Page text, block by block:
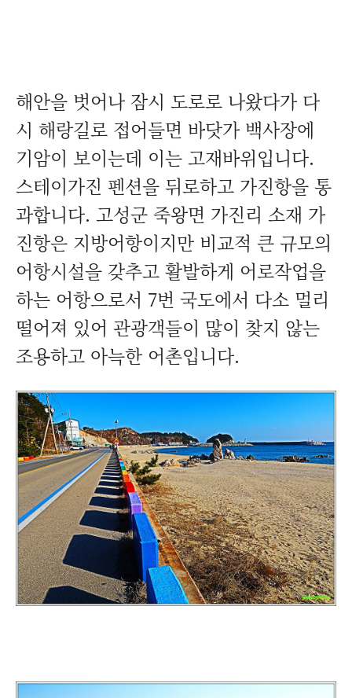
해안을 벗어나 잠시 도로로 나왔다가 다
시 해랑길로 접어들면 바닷가 백사장에
기암이 보이는데 이는 고재바위입니다.
스테이가진 펜션을 뒤로하고 가진항을 통
과합니다. 고성군 죽왕면 가진리 소재 가
진항은 지방어항이지만 비교적 큰 규모의
어항시설을 갖추고 활발하게 어로작업을
하는 어항으로서 7번 국도에서 다소 멀리
떨어져 있어 관광객들이 많이 찾지 않는
조용하고 아늑한 어촌입니다.